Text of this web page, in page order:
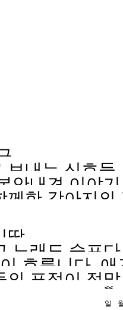
보내는 신호들
안내견 이야기
께한 강아지의
.
노래도 슬프
하길
흐릅니다.
지요. 작정
의 표정이 정<<
일